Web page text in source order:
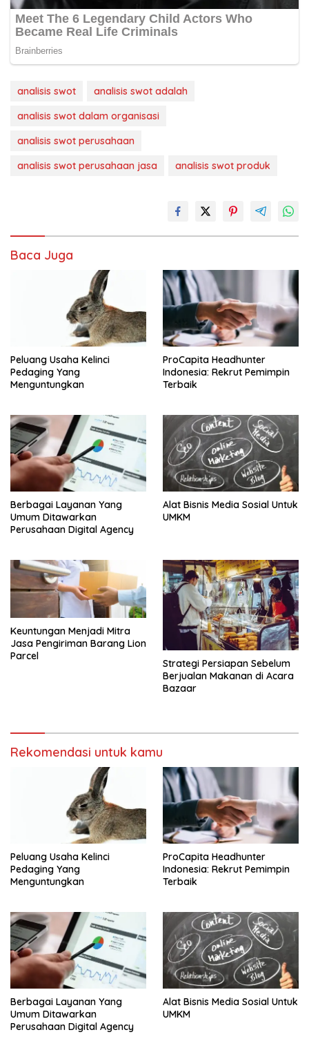
analisis swot
analisis swot adalah
analisis swot dalam organisasi
analisis swot perusahaan
analisis swot perusahaan jasa
analisis swot produk
Baca Juga
Peluang Usaha Kelinci
Pedaging Yang
Menguntungkan
ProCapita Headhunter
Indonesia: Rekrut Pemimpin
Terbaik
Berbagai Layanan Yang
Umum Ditawarkan
Perusahaan Digital Agency
Alat Bisnis Media Sosial Untuk
UMKM
Keuntungan Menjadi Mitra
Jasa Pengiriman Barang Lion
Parcel
Strategi Persiapan Sebelum
Berjualan Makanan di Acara
Bazaar
Rekomendasi untuk kamu
Peluang Usaha Kelinci
Pedaging Yang
Menguntungkan
ProCapita Headhunter
Indonesia: Rekrut Pemimpin
Terbaik
Berbagai Layanan Yang
Umum Ditawarkan
Perusahaan Digital Agency
Alat Bisnis Media Sosial Untuk
UMKM